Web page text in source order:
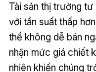
Tài sản thị trường
với tần suất thấp
thể không dễ bán
nhận mức giá chiết
nhiên khiến chúng